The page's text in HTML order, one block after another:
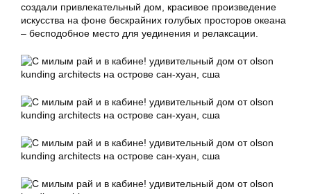
создали привлекательный дом, красивое произведение
искусства на фоне бескрайних голубых просторов океана
– бесподобное место для уединения и релаксации.